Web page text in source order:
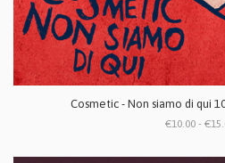
Cosmetic - Non siamo di qui
€10.00 -